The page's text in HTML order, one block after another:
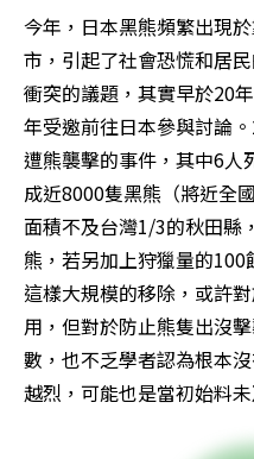
今年，日本黑熊頻繁出現
市，引起了社會恐慌和居
衝突的議題，其實早於20
年受邀前往日本參與討論
遭熊襲擊的事件，其中6人
成近8000隻黑熊（將近全
面積不及台灣1/3的秋田縣
熊，若另加上狩獵量的100
這樣大規模的移除，或許
用，但對於防止熊隻出沒
數，也不乏學者認為根本
越烈，可能也是當初始料未